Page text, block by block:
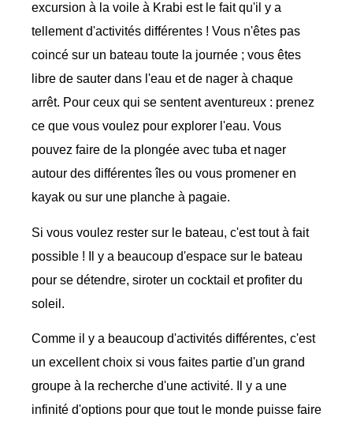
excursion à la voile à Krabi est le fait qu'il y a
tellement d'activités différentes ! Vous n'êtes pas
coincé sur un bateau toute la journée ; vous êtes
libre de sauter dans l'eau et de nager à chaque
arrêt. Pour ceux qui se sentent aventureux : prenez
ce que vous voulez pour explorer l'eau. Vous
pouvez faire de la plongée avec tuba et nager
autour des différentes îles ou vous promener en
kayak ou sur une planche à pagaie.
Si vous voulez rester sur le bateau, c'est tout à fait
possible ! Il y a beaucoup d'espace sur le bateau
pour se détendre, siroter un cocktail et profiter du
soleil.
Comme il y a beaucoup d'activités différentes, c'est
un excellent choix si vous faites partie d'un grand
groupe à la recherche d'une activité. Il y a une
infinité d'options pour que tout le monde puisse faire